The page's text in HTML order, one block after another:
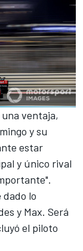
ventaja,
y su
estar
y único rival
lo
y Max. Será
el piloto